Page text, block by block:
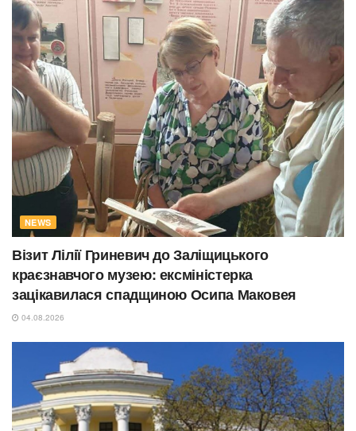
NEWS
Візит Лілії Гриневич до Заліщицького
краєзнавчого музею: ексміністерка
зацікавилася спадщиною Осипа Маковея
04.08.2026